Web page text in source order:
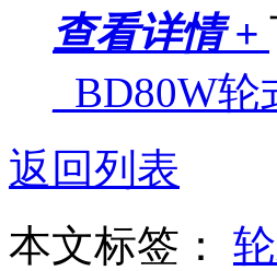
查看详情 +
_BD80W
返回列表
本文标签：